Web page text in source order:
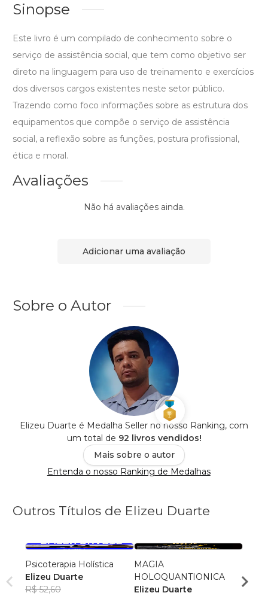
Sinopse
Este livro é um compilado de conhecimento sobre o
serviço de assistência social, que tem como objetivo ser
direto na linguagem para uso de treinamento e exercícios
dos diversos cargos existentes neste setor público.
Trazendo como foco informações sobre as estrutura dos
equipamentos que compõe o serviço de assistência
social, a reflexão sobre as funções, postura profissional,
ética e moral.
Avaliações
Não há avaliações ainda.
Adicionar uma avaliação
Sobre o Autor
Elizeu Duarte é Medalha Seller no nosso Ranking, com
um total de 92 livros vendidos!
Mais sobre o autor
Entenda o nosso Ranking de Medalhas
Outros Títulos de Elizeu Duarte
Psicoterapia Holística
Elizeu Duarte
R$ 52,60
MAGIA
HOLOQUANTIONICA
Elizeu Duarte
R$